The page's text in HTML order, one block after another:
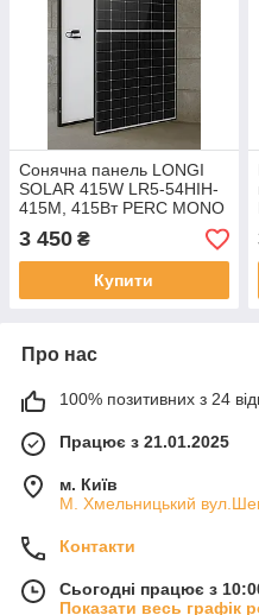
Сонячна панель LONGI
SOLAR 415W LR5-54HIH-
415M, 415Вт PERC MONO
Black Frame
3 450 ₴
Купити
Про нас
100% позитивних з 24
Працює з 21.01.2025
м. Київ
М. Хмельницький
Контакти
Сьогодні працює з
Показати весь графік